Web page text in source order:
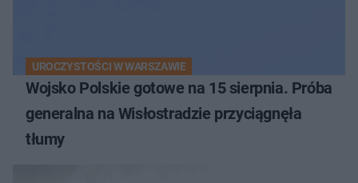
UROCZYSTOŚCI W WARSZAWIE
Wojsko Polskie gotowe na 15 sierpnia. Próba
generalna na Wisłostradzie przyciągnęła
tłumy